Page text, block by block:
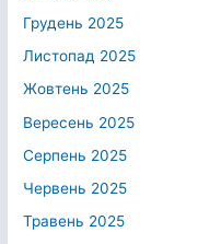
Грудень 2025
Листопад 2025
Жовтень 2025
Вересень 2025
Серпень 2025
Червень 2025
Травень 2025